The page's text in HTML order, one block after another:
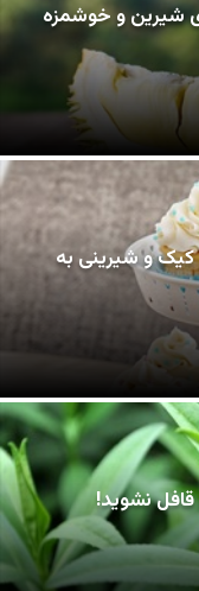
شیرین و خوشمزه
کیک و شیرینی به
نشوید!